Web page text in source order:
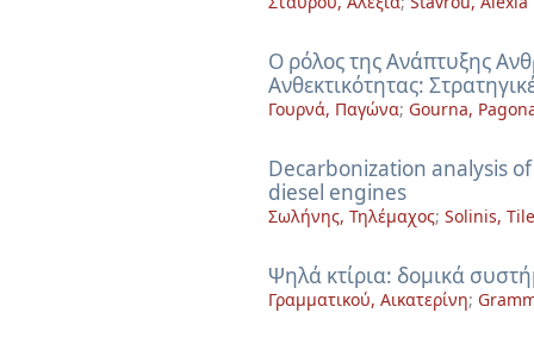
Ο ρόλος της Ανάπτυξης
Ανθεκτικότητας:
Γουρνά, Παγώνα; Gourna,
Decarbonization analysis
diesel engines
Σωλήνης, Τηλέμαχος; Solinis,
Ψηλά κτίρια: δομικά
Γραμματικού, Αικατερίνη;